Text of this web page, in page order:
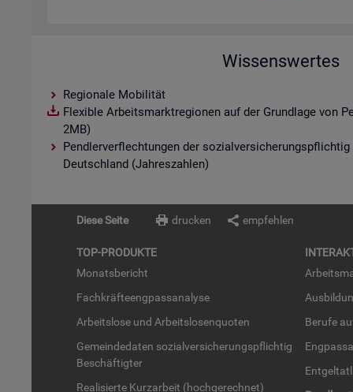
Wissenswertes
Regionale Mobilität
Flexible Arbeitsmarktregionen auf der Grundlage von
2MB)
Pendlerverflechtungen der
Deutschland (Jahreszahlen)
Diese Seite drucken empfehlen
TOP-PRO­DUK­TE
Mo­nats­be­richt
Fach­kräf­te­eng­pass­ana­ly­se
Ar­beits­lo­se und Ar­beits­lo­sen­quo­ten
Ge­mein­de­da­ten so­zi­al­ver­si­che­rungs­pflich­tig
Be­schäf­tig­ter
Rea­li­sier­te Kurz­ar­beit (hoch­ge­rech­net)
Be­ru­fe